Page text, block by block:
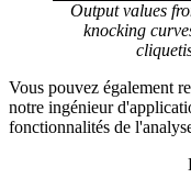
Output values
knocking
Vous pouvez également
notre ingénieur
fonctionnalités de